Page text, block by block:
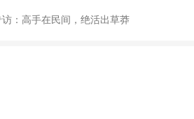
：高手在民间，绝活出草莽